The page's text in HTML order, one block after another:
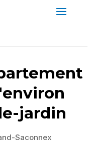
jardin
Saconnex